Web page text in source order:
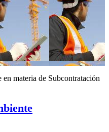
materia de Subcontratación